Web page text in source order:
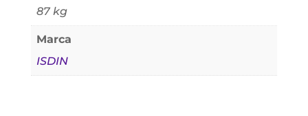
87 kg
Marca
ISDIN